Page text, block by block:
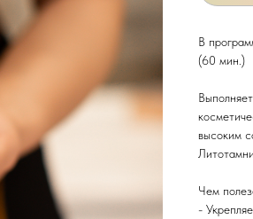
В
(60 мин.)
высоким
Чем
-